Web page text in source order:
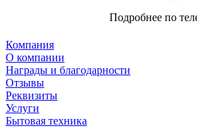
Подробнее по
Компания
О компании
Награды и благодарности
Отзывы
Реквизиты
Услуги
Бытовая техника